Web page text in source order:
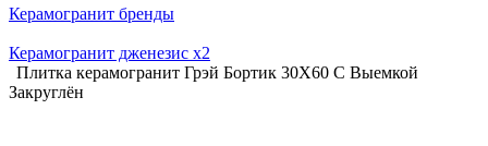
Керамогранит бренды
Керамогранит дженезис x2
Плитка керамогранит Грэй Бортик 30X60 С Выемкой
Закруглён